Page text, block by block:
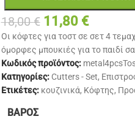
18,00€ 11,80 €
Οι κόφτες για τοστ σε σετ 4
όμορφες μπουκιές για το παιδί
Κωδικός προϊόντος:
Κατηγορίες: Cutters - Set,
Ετικέτες: κουζινικά, Κόφτης,
ΒΆΡΟΣ